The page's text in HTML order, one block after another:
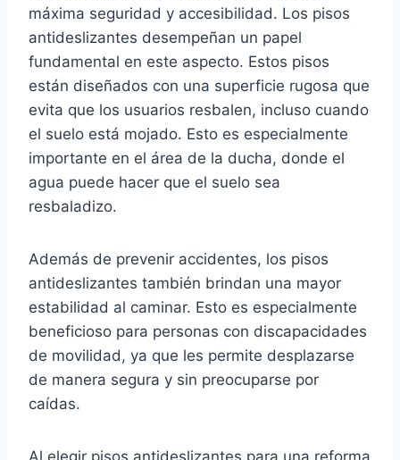
máxima seguridad y accesibilidad. Los pisos
antideslizantes desempeñan un papel
fundamental en este aspecto. Estos pisos
están diseñados con una superficie rugosa que
evita que los usuarios resbalen, incluso cuando
el suelo está mojado. Esto es especialmente
importante en el área de la ducha, donde el
agua puede hacer que el suelo sea
resbaladizo.
Además de prevenir accidentes, los pisos
antideslizantes también brindan una mayor
estabilidad al caminar. Esto es especialmente
beneficioso para personas con discapacidades
de movilidad, ya que les permite desplazarse
de manera segura y sin preocuparse por
caídas.